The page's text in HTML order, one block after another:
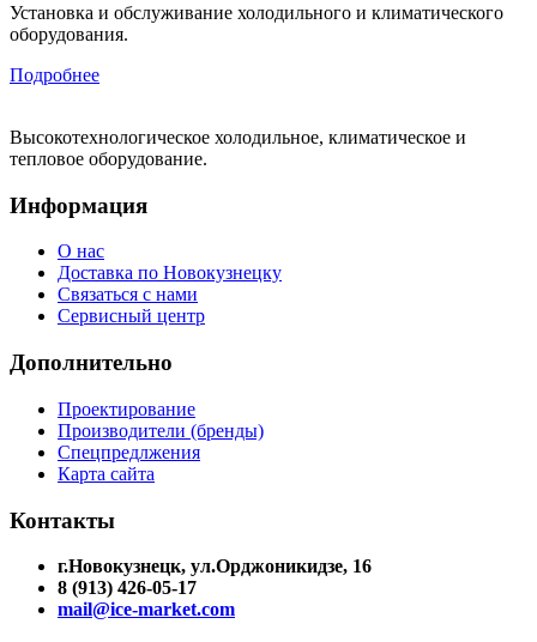
Установка и обслуживание холодильного и климатического
оборудования.
Подробнее
Высокотехнологическое холодильное, климатическое и
тепловое оборудование.
Информация
О нас
Доставка по Новокузнецку
Связаться с нами
Сервисный центр
Дополнительно
Проектирование
Производители (бренды)
Спецпредлжения
Карта сайта
Контакты
г.Новокузнецк, ул.Орджоникидзе, 16
8 (913) 426-05-17
mail@ice-market.com